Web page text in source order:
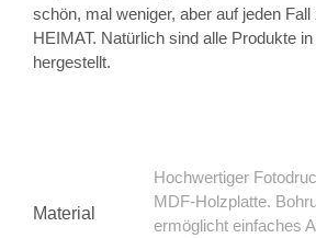
schön, mal weniger, aber auf jeden
HEIMAT. Natürlich sind alle Produkte
hergestellt.
Material
Hochwertiger
MDF-Holzplatte.
ermöglicht einfaches